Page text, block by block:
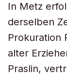
In Metz
derselben
Prokuration
alter
Praslin,